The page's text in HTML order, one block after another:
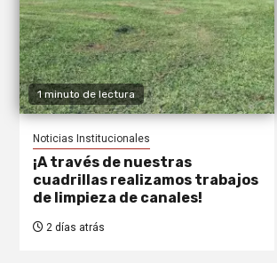
1 minuto de lectura
Noticias Institucionales
¡A través de nuestras
cuadrillas realizamos trabajos
de limpieza de canales!
2 días atrás